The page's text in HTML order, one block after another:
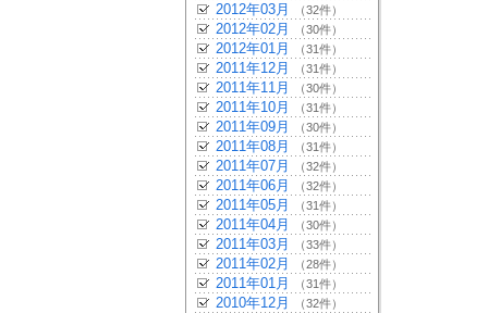
2012年03月 （32件）
2012年02月 （30件）
2012年01月 （31件）
2011年12月 （31件）
2011年11月 （30件）
2011年10月 （31件）
2011年09月 （30件）
2011年08月 （31件）
2011年07月 （32件）
2011年06月 （32件）
2011年05月 （31件）
2011年04月 （30件）
2011年03月 （33件）
2011年02月 （28件）
2011年01月 （31件）
2010年12月 （32件）